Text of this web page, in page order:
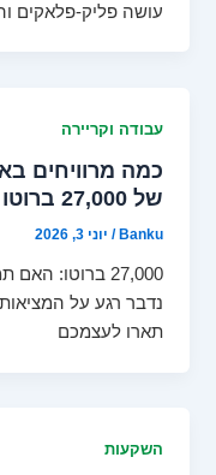
עושה פליק-פלאקים
עבודה וקריירה
כמה מרוויחים
של 27,000 ברוטו
Banku
/ יוני 3, 2026
27,000 ברוטו:
נדבר רגע על
תארו לעצמכם
השקעות